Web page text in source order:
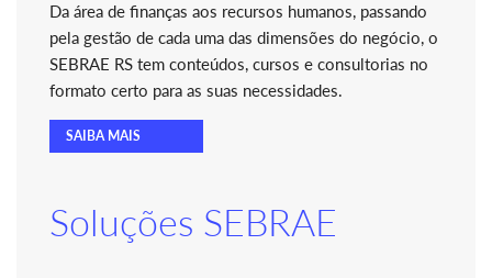
Da área de finanças aos recursos humanos, passando
pela gestão de cada uma das dimensões do negócio, o
SEBRAE RS tem conteúdos, cursos e consultorias no
formato certo para as suas necessidades.
SAIBA MAIS
Soluções SEBRAE